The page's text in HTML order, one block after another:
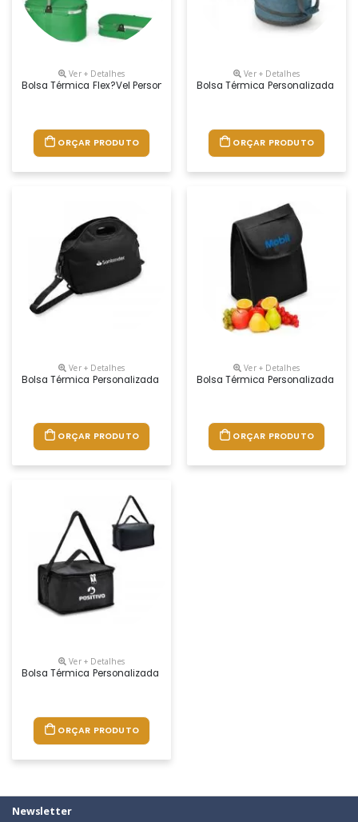
Ver + Detalhes
Bolsa Térmica Flex?vel Personalizada
ORÇAR PRODUTO
Ver + Detalhes
Bolsa Térmica Personalizada
ORÇAR PRODUTO
Ver + Detalhes
Bolsa Térmica Personalizada
ORÇAR PRODUTO
Ver + Detalhes
Bolsa Térmica Personalizada 4,2
ORÇAR PRODUTO
Ver + Detalhes
Bolsa Térmica Personalizada 4 Litros
ORÇAR PRODUTO
Newsletter